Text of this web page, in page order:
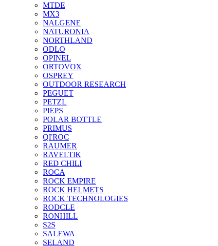
MTDE
MX3
NALGENE
NATURONIA
NORTHLAND
ODLO
OPINEL
ORTOVOX
OSPREY
OUTDOOR RESEARCH
PEGUET
PETZL
PIEPS
POLAR BOTTLE
PRIMUS
QI'ROC
RAUMER
RAVELTIK
RED CHILI
ROCA
ROCK EMPIRE
ROCK HELMETS
ROCK TECHNOLOGIES
RODCLE
RONHILL
S2S
SALEWA
SELAND